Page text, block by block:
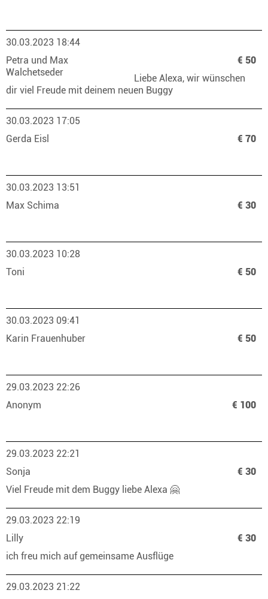
30.03.2023 18:44
Petra und Max
Walchetseder
€ 50
Liebe Alexa, wir wünschen
dir viel Freude mit deinem neuen Buggy
30.03.2023 17:05
Gerda Eisl
€ 70
30.03.2023 13:51
Max Schima
€ 30
30.03.2023 10:28
Toni
€ 50
30.03.2023 09:41
Karin Frauenhuber
€ 50
29.03.2023 22:26
Anonym
€ 100
29.03.2023 22:21
Sonja
€ 30
Viel Freude mit dem Buggy liebe Alexa 🤗
29.03.2023 22:19
Lilly
€ 30
ich freu mich auf gemeinsame Ausflüge
29.03.2023 21:22